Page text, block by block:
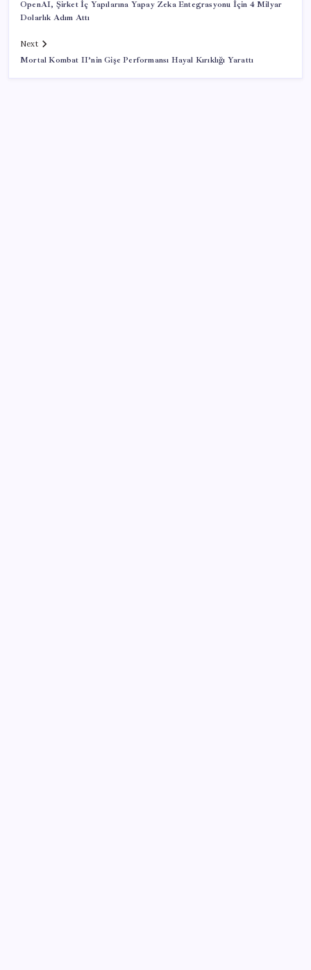
OpenAI, Şirket İç Yapılarına Yapay Zeka Entegrasyonu İçin 4 Milyar
Dolarlık Adım Attı
Next
Mortal Kombat II’nin Gişe Performansı Hayal Kırıklığı Yarattı